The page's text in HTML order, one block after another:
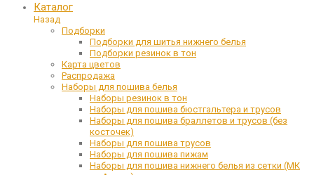
Каталог
Назад
Подборки
Подборки для шитья нижнего белья
Подборки резинок в тон
Карта цветов
Распродажа
Наборы для пошива белья
Наборы резинок в тон
Наборы для пошива бюстгальтера и трусов
Наборы для пошива браллетов и трусов (без
косточек)
Наборы для пошива трусов
Наборы для пошива пижам
Наборы для пошива нижнего белья из сетки (МК